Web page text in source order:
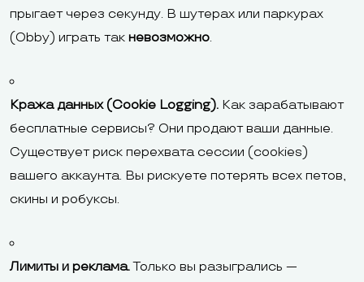
прыгает через секунду. В шутерах или паркурах
(Obby) играть так невозможно.
Кража данных (Cookie Logging). Как зарабатывают
бесплатные сервисы? Они продают ваши данные.
Существует риск перехвата сессии (cookies)
вашего аккаунта. Вы рискуете потерять всех петов,
скины и робуксы.
Лимиты и реклама.Только вы разыгрались —